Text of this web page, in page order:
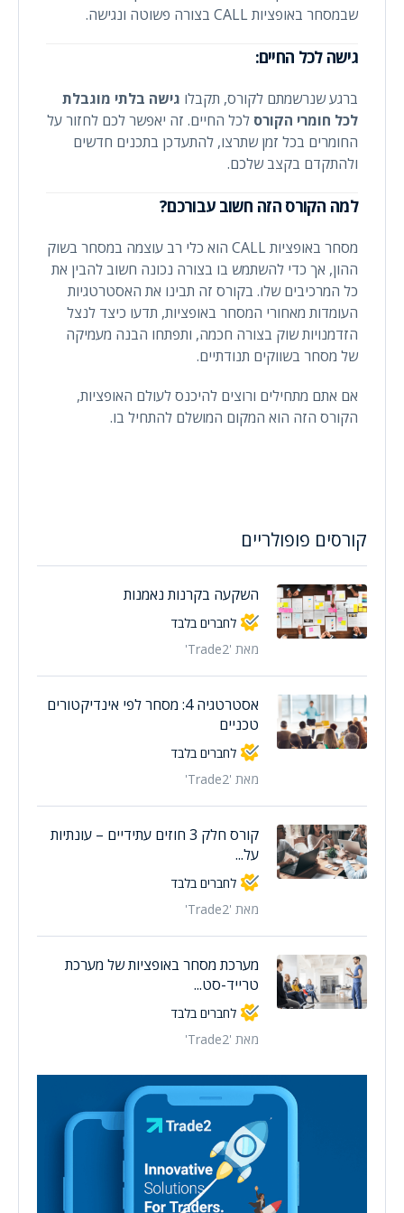
שבמסחר באופציות CALL בצורה פשוטה ונגישה.
גישה לכל החיים:
ברגע שנרשמתם לקורס, תקבלו גישה בלתי מוגבלת
לכל חומרי הקורס לכל החיים. זה יאפשר לכם לחזור על
החומרים בכל זמן שתרצו, להתעדכן בתכנים חדשים
ולהתקדם בקצב שלכם.
למה הקורס הזה חשוב עבורכם?
מסחר באופציות CALL הוא כלי רב עוצמה במסחר בשוק
ההון, אך כדי להשתמש בו בצורה נכונה חשוב להבין את
כל המרכיבים שלו. בקורס זה תבינו את האסטרטגיות
העומדות מאחורי המסחר באופציות, תדעו כיצד לנצל
הזדמנויות שוק בצורה חכמה, ותפתחו הבנה מעמיקה
של מסחר בשווקים תנודתיים.
אם אתם מתחילים ורוצים להיכנס לעולם האופציות,
הקורס הזה הוא המקום המושלם להתחיל בו.
קורסים פופולריים
השקעה בקרנות נאמנות
לחברים בלבד
מאת 'Trade2'
אסטרטגיה 4: מסחר לפי אינדיקטורים
טכניים
לחברים בלבד
מאת 'Trade2'
קורס חלק 3 חוזים עתידיים – עונתיות
על...
לחברים בלבד
מאת 'Trade2'
מערכת מסחר באופציות של מערכת
טרייד-סט...
לחברים בלבד
מאת 'Trade2'